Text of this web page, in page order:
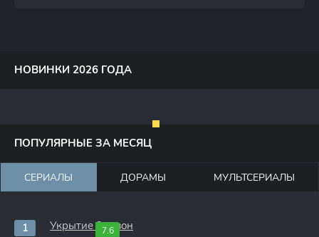
НОВИНКИ 2026 ГОДА
ПОПУЛЯРНЫЕ ЗА МЕСЯЦ
СЕРИАЛЫ ДОРАМЫ МУЛЬТСЕРИАЛЫ
7.6
Укрытие 3 сезон